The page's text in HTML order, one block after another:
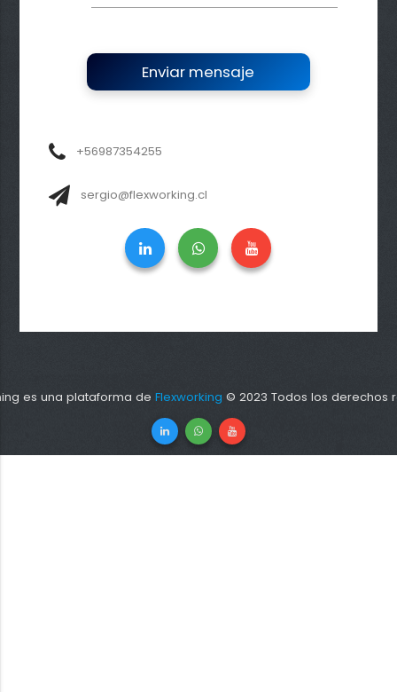
Enviar mensaje
+56987354255
sergio@flexworking.cl
es una plataforma de Flexworking © 2023 Todos los derechos